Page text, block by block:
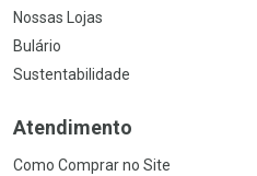
Nossas Lojas
Bulário
Sustentabilidade
Atendimento
Como Comprar no Site